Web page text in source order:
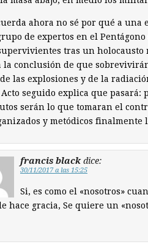
ahora no sé por qué a una
de expertos en el
tras un holocausto
la conclusión de que
las explosiones y de la
seguido explica que pasará:
serán lo que tomaran el
y metódicos finalmente
francis black dice:
30/11/2017 a las 15:25
Si, es como el «nosotros»
hace gracia, Se quiere un